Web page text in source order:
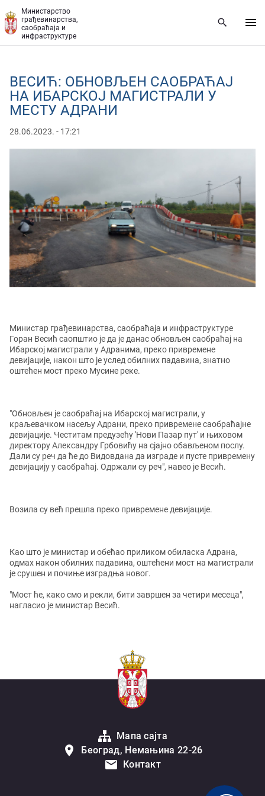
Министарство
грађевинарства,
саобраћаја и
инфраструктуре
ВЕСИЋ: ОБНОВЉЕН САОБРАЋАЈ
НА ИБАРСКОЈ МАГИСТРАЛИ У
МЕСТУ АДРАНИ
28.06.2023. - 17:21
Министар грађевинарства, саобраћаја и инфраструктуре
Горан Весић саопштио је да је данас обновљен саобраћај на
Ибарској магистрали у Адранима, преко привремене
девијације, након што је услед обилних падавина, знатно
оштећен мост преко Мусине реке.
"Обновљен је саобраћај на Ибарској магистрали, у
краљевачком насељу Адрани, преко привремене саобраћајне
девијације. Честитам предузећу 'Нови Пазар пут' и њиховом
директору Александру Грбовићу на сјајно обављеном послу.
Дали су реч да ће до Видовдана да изграде и пусте привремену
девијацију у саобраћај. Одржали су реч", навео је Весић.
Возила су већ прешла преко привремене девијације.
Као што је министар и обећао приликом обиласка Адрана,
одмах након обилних падавина, оштећени мост на магистрали
је срушен и почиње изградња новог.
"Мост ће, како смо и рекли, бити завршен за четири месеца",
нагласио је министар Весић.
Мапа сајта
Београд, Немањина 22-26
Контакт